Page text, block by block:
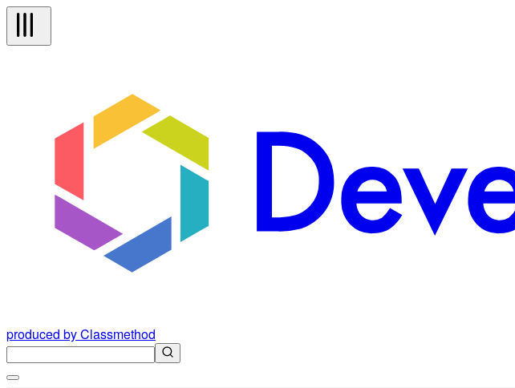
produced by Classmethod